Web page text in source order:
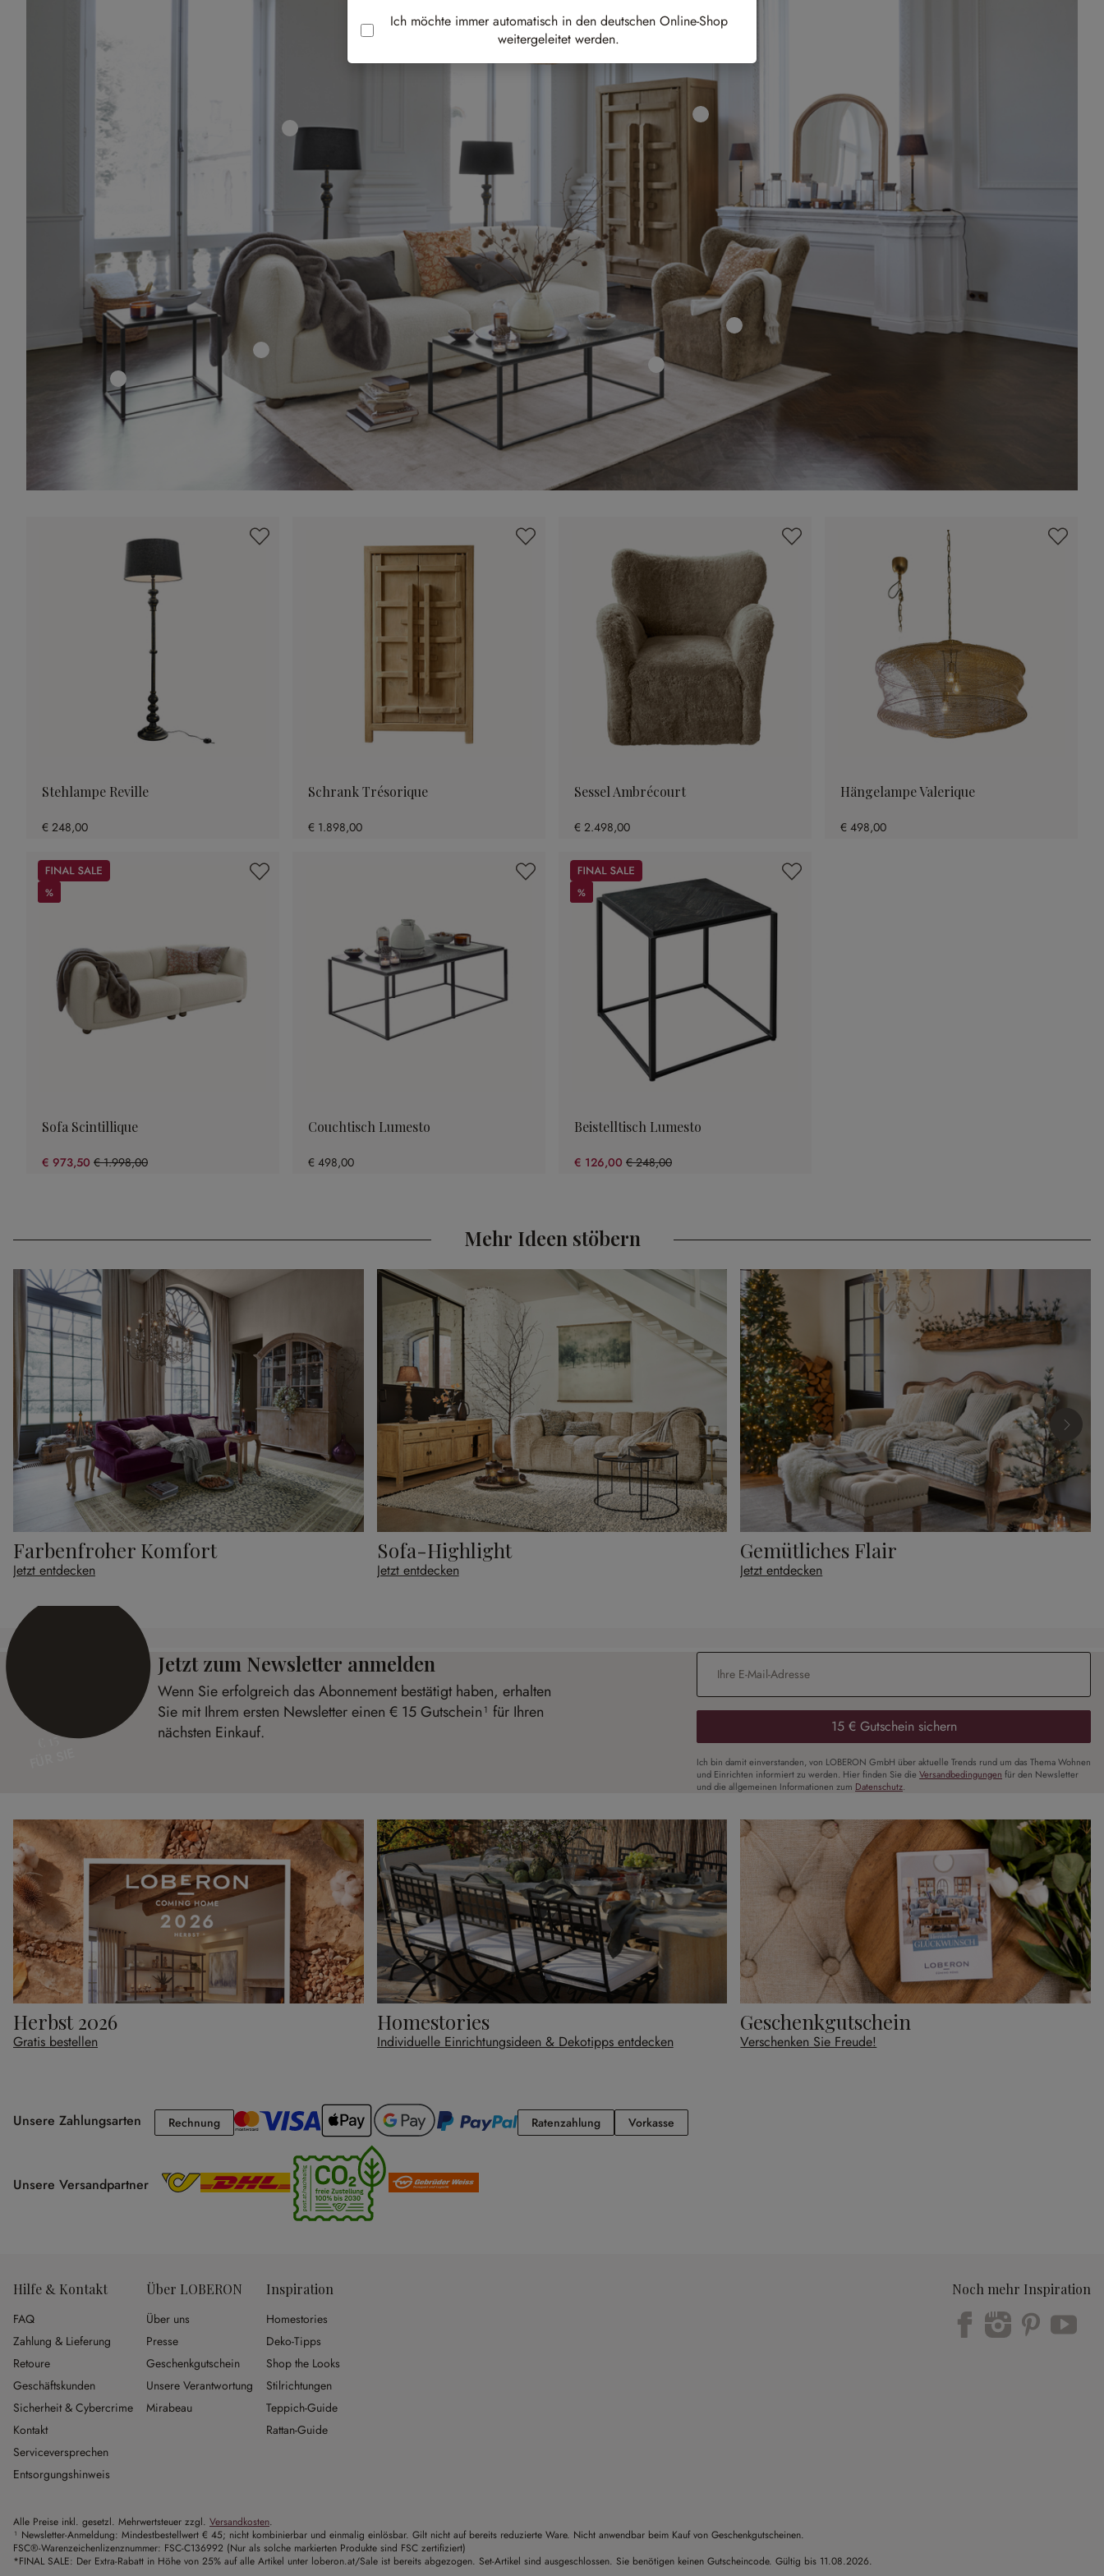
Stehlampe Reville
€ 248,00
Schrank Trésorique
€ 1.898,00
Sessel Ambrécourt
€ 2.498,00
Hängelampe Valerique
€ 498,00
Sale
%
%
Sofa Scintillique
€ 973,50 € 1.998,00
(51.28% gespart)
Couchtisch Lumesto
€ 498,00
Sale
%
%
Beistelltisch Lumesto
€ 126,00 € 248,00
(49.19% gespart)
Mehr Ideen stöbern
Farbenfroher Komfort
Jetzt entdecken
Sofa-Highlight
Jetzt entdecken
Gemütliches Flair
Jetzt entdecken
€ 15
Jetzt zum Newsletter anmelden
Wenn Sie erfolgreich das Abonnement bestätigt haben, erhalten
Sie mit Ihrem ersten Newsletter einen € 15 Gutschein¹ für Ihren
nächsten Einkauf.
E-Mail-Adresse
15 € Gutschein sichern
Ich bin damit einverstanden, von LOBERON GmbH über aktuelle Trends rund um das Thema Wohnen
und Einrichten informiert zu werden. Hier finden Sie die Versandbedingungen für den Newsletter
und die allgemeinen Informationen zum Datenschutz.
Herbst 2026
Gratis bestellen
Homestories
Individuelle Einrichtungsideen & Dekotipps entdecken
Geschenkgutschein
Verschenken Sie Freude!
Unsere Zahlungsarten RechnungRechnung RatenzahlungRatenzahlung
VorkasseVorkasse
Unsere Versandpartner
Hilfe & Kontakt
FAQ
Zahlung & Lieferung
Retoure
Geschäftskunden
Sicherheit & Cybercrime
Kontakt
Serviceversprechen
Entsorgungshinweis
Über LOBERON
Über uns
Presse
Geschenkgutschein
Unsere Verantwortung
Mirabeau
Inspiration
Homestories
Deko-Tipps
Shop the Looks
Stilrichtungen
Teppich-Guide
Rattan-Guide
Noch mehr Inspiration
Alle Preise inkl. gesetzl. Mehrwertsteuer zzgl. Versandkosten.
¹ Newsletter-Anmeldung: Mindestbestellwert € 45; nicht kombinierbar und einmalig einlösbar. Gilt nicht auf bereits reduzierte Ware. Nicht anwendbar beim Kauf von Geschenkgutscheinen.
FSC®-Warenzeichenlizenznummer: FSC-C136992 (Nur als solche markierten Produkte sind FSC zertifiziert)
*FINAL SALE: Der Extra-Rabatt in Höhe von 25% auf alle Artikel unter loberon.at/Sale ist bereits abgezogen. Set-Artikel sind ausgeschlossen. Sie benötigen keinen Gutscheincode. Gültig bis 11.08.2026.
Ich möchte immer automatisch in den deutschen Online-Shop
weitergeleitet werden.